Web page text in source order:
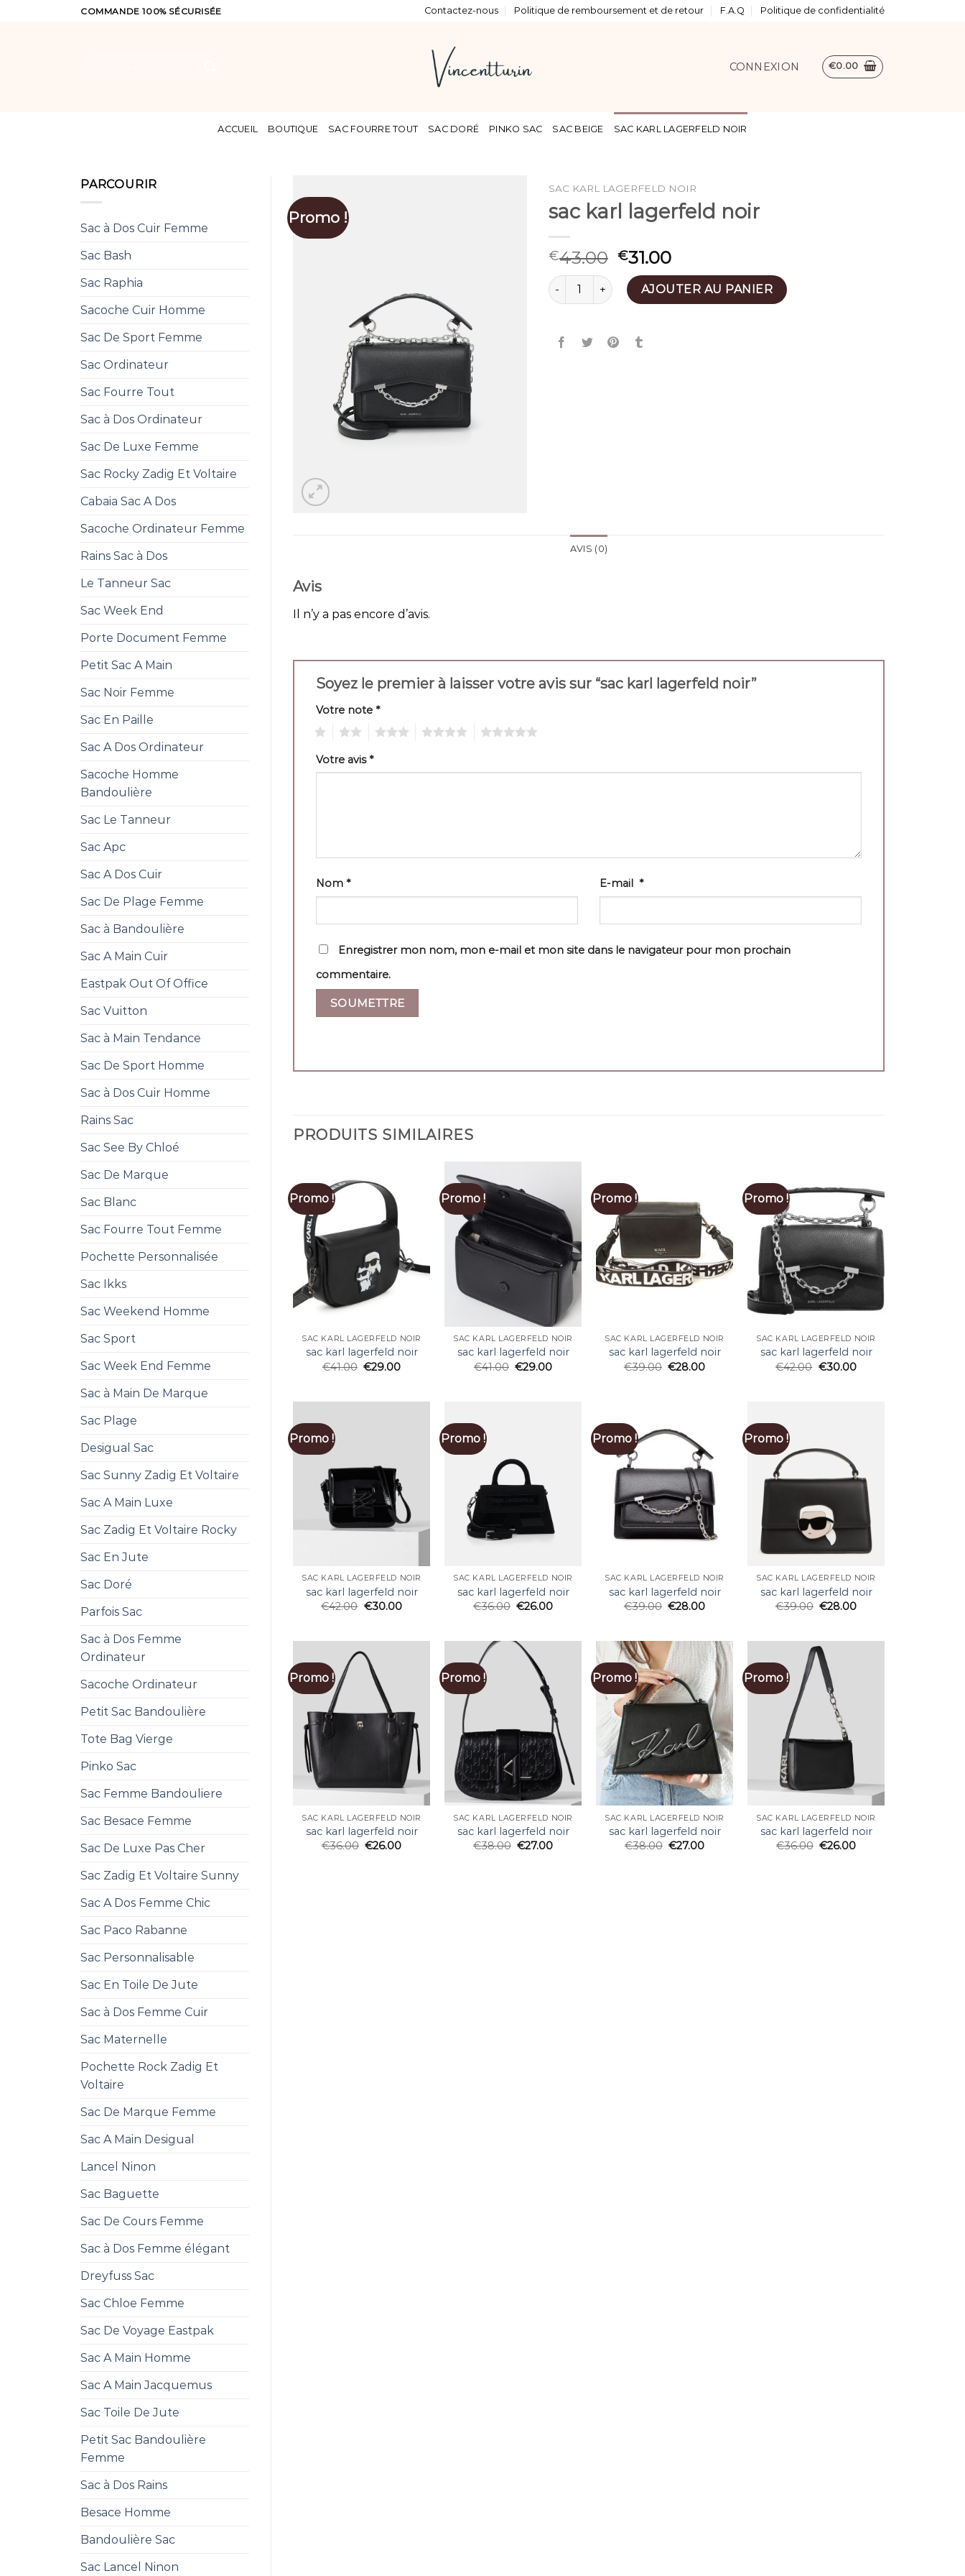
COMMANDE 100% SÉCURISÉE Contactez-nous Politique de remboursement et de retour F.A.Q Politique de confidentialité
CONNEXION €0.00
ACCUEIL BOUTIQUE SAC FOURRE TOUT SAC DORÉ PINKO SAC SAC BEIGE SAC KARL LAGERFELD NOIR
PARCOURIR
Sac à Dos Cuir Femme
Sac Bash
Sac Raphia
Sacoche Cuir Homme
Sac De Sport Femme
Sac Ordinateur
Sac Fourre Tout
Sac à Dos Ordinateur
Sac De Luxe Femme
Sac Rocky Zadig Et Voltaire
Cabaia Sac A Dos
Sacoche Ordinateur Femme
Rains Sac à Dos
Le Tanneur Sac
Sac Week End
Porte Document Femme
Petit Sac A Main
Sac Noir Femme
Sac En Paille
Sac A Dos Ordinateur
Sacoche Homme
Bandoulière
Sac Le Tanneur
Sac Apc
Sac A Dos Cuir
Sac De Plage Femme
Sac à Bandoulière
Sac A Main Cuir
Eastpak Out Of Office
Sac Vuitton
Sac à Main Tendance
Sac De Sport Homme
Sac à Dos Cuir Homme
Rains Sac
Sac See By Chloé
Sac De Marque
Sac Blanc
Sac Fourre Tout Femme
Pochette Personnalisée
Sac Ikks
Sac Weekend Homme
Sac Sport
Sac Week End Femme
Sac à Main De Marque
Sac Plage
Desigual Sac
Sac Sunny Zadig Et Voltaire
Sac A Main Luxe
Sac Zadig Et Voltaire Rocky
Sac En Jute
Sac Doré
Parfois Sac
Sac à Dos Femme
Ordinateur
Sacoche Ordinateur
Petit Sac Bandoulière
Tote Bag Vierge
Pinko Sac
Sac Femme Bandouliere
Sac Besace Femme
Sac De Luxe Pas Cher
Sac Zadig Et Voltaire Sunny
Sac A Dos Femme Chic
Sac Paco Rabanne
Sac Personnalisable
Sac En Toile De Jute
Sac à Dos Femme Cuir
Sac Maternelle
Pochette Rock Zadig Et
Voltaire
Sac De Marque Femme
Sac A Main Desigual
Lancel Ninon
Sac Baguette
Sac De Cours Femme
Sac à Dos Femme élégant
Dreyfuss Sac
Sac Chloe Femme
Sac De Voyage Eastpak
Sac A Main Homme
Sac A Main Jacquemus
Sac Toile De Jute
Petit Sac Bandoulière
Femme
Sac à Dos Rains
Besace Homme
Bandoulière Sac
Sac Lancel Ninon
Promo !
SAC KARL LAGERFELD NOIR
sac karl lagerfeld noir
€43.00 €31.00
quantité de sac karl lagerfeld noir
AJOUTER AU PANIER
AVIS (0)
Avis
Il n’y a pas encore d’avis.
Soyez le premier à laisser votre avis sur “sac karl lagerfeld noir”
Votre note *
Votre avis*
Nom * E-mail *
Enregistrer mon nom, mon e-mail et mon site dans le navigateur pour mon prochain
commentaire.
PRODUITS SIMILAIRES
Promo !
SAC KARL LAGERFELD NOIR
sac karl lagerfeld noir
€41.00 €29.00
Promo !
SAC KARL LAGERFELD NOIR
sac karl lagerfeld noir
€41.00 €29.00
Promo !
SAC KARL LAGERFELD NOIR
sac karl lagerfeld noir
€39.00 €28.00
Promo !
SAC KARL LAGERFELD NOIR
sac karl lagerfeld noir
€42.00 €30.00
Promo !
SAC KARL LAGERFELD NOIR
sac karl lagerfeld noir
€42.00 €30.00
Promo !
SAC KARL LAGERFELD NOIR
sac karl lagerfeld noir
€36.00 €26.00
Promo !
SAC KARL LAGERFELD NOIR
sac karl lagerfeld noir
€39.00 €28.00
Promo !
SAC KARL LAGERFELD NOIR
sac karl lagerfeld noir
€39.00 €28.00
Promo !
SAC KARL LAGERFELD NOIR
sac karl lagerfeld noir
€36.00 €26.00
Promo !
SAC KARL LAGERFELD NOIR
sac karl lagerfeld noir
€38.00 €27.00
Promo !
SAC KARL LAGERFELD NOIR
sac karl lagerfeld noir
€38.00 €27.00
Promo !
SAC KARL LAGERFELD NOIR
sac karl lagerfeld noir
€36.00 €26.00